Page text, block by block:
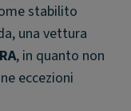
stabilito
una vettura
, in quanto non
eccezioni